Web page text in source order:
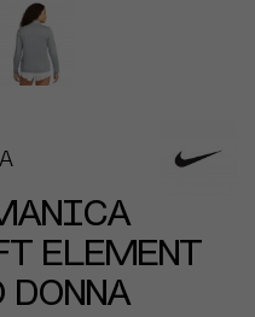
ELEMENT